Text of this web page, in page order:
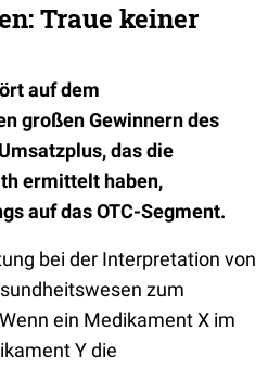
Traue keiner
auf dem
großen Gewinnern des
das die
ermittelt haben,
auf das OTC-Segment.
bei der Interpretation von
zum
ein Medikament X im
Y die